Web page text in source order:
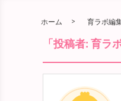
ホーム 育ラボ編
「投稿者: 育ラ